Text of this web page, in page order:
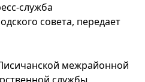
служба
совета, передает
межрайонной